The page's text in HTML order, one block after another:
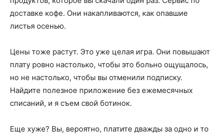
доставке кофе. Они накапливаются, как опавшие
листья осенью.
Цены тоже растут. Это уже целая игра. Они повышают
плату ровно настолько, чтобы это больно ощущалось,
но не настолько, чтобы вы отменили подписку.
Найдите полезное приложение без ежемесячных
списаний, и я съем свой ботинок.
Еще хуже? Вы, вероятно, платите дважды за одно и то